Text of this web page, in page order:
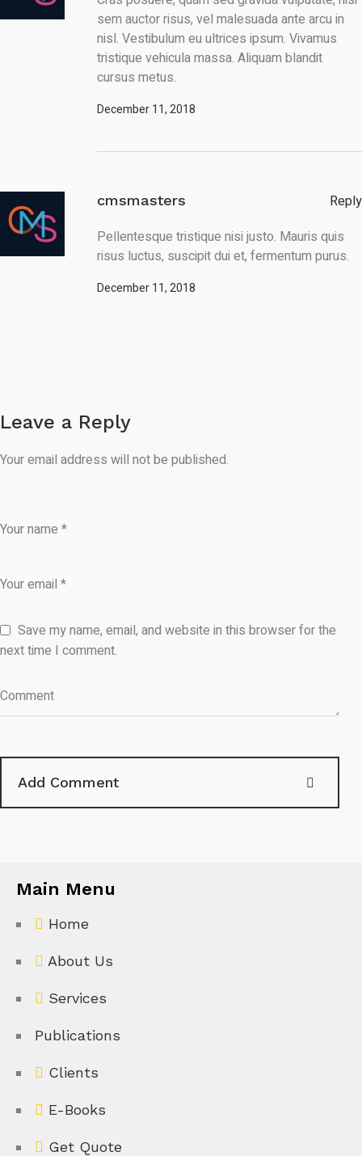
sem auctor risus, vel malesuada ante arcu in
nisl. Vestibulum eu ultrices ipsum. Vivamus
tristique vehicula massa. Aliquam blandit
cursus metus.
December 11, 2018
cmsmasters
Reply
Pellentesque tristique nisi justo. Mauris quis
risus luctus, suscipit dui et, fermentum purus.
December 11, 2018
Leave a Reply
Your email address will not be published.
Save my name, email, and website in this browser for the
next time I comment.
Main Menu
Home
About Us
Services
Publications
Clients
E-Books
Get Quote